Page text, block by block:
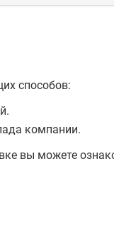
способов:
компании.
вы можете